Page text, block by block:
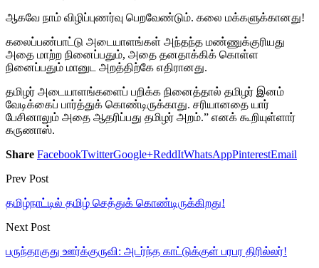
ஆகவே நாம் விழிப்புணர்வு பெறவேண்டும். கலை மக்களுக்கானது!
கலைப்பண்பாட்டு அடையாளங்கள் அந்தந்த மண்ணுக்குரியது
அதை மாற்ற நினைப்பதும், அதை தனதாக்கிக் கொள்ள
நினைப்பதும் மானுட அறத்திற்கே எதிரானது.
தமிழர் அடையாளங்களைப் பறிக்க நினைத்தால் தமிழர் இனம்
வேடிக்கைப் பார்த்துக் கொண்டிருக்காது. சரியானதை யார்
பேசினாலும் அதை ஆதரிப்பது தமிழர் அறம்.” எனக் கூறியுள்ளார்
கருணாஸ்.
Share FacebookTwitterGoogle+ReddItWhatsAppPinterestEmail
Prev Post
தமிழ்நாட்டில் தமிழ் செத்துக் கொண்டிருக்கிறது!
Next Post
பருந்தாகுது ஊர்க்குருவி: அடர்ந்த காட்டுக்குள் பரபர திரில்லர்!